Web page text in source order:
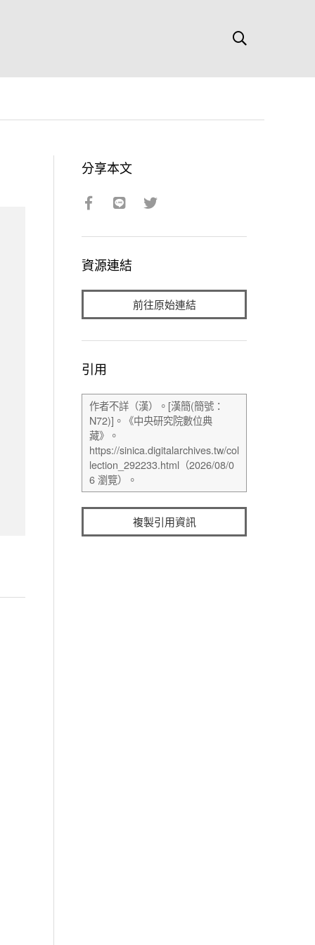
分享本文
資源連結
前往原始連結
引用
複製引用資訊